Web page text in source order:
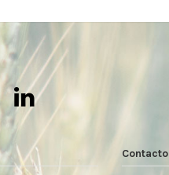
Contacto